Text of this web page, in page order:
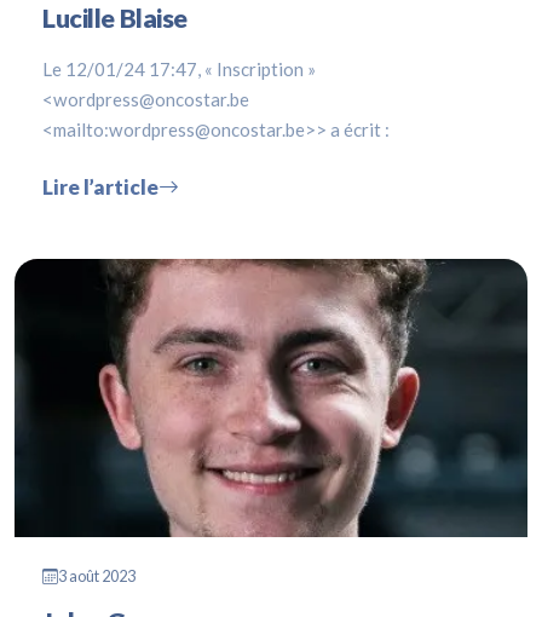
Lucille Blaise
Le 12/01/24 17:47, « Inscription »
<wordpress@oncostar.be
<mailto:wordpress@oncostar.be>> a écrit :
Lire l’article
3 août 2023